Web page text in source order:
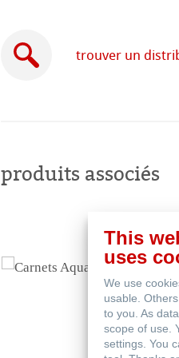
Filiales dans le monde
Certified Studios
trouver un
produits associés
This
uses
We use
usable.
to you. As
scope of use.
settings. You